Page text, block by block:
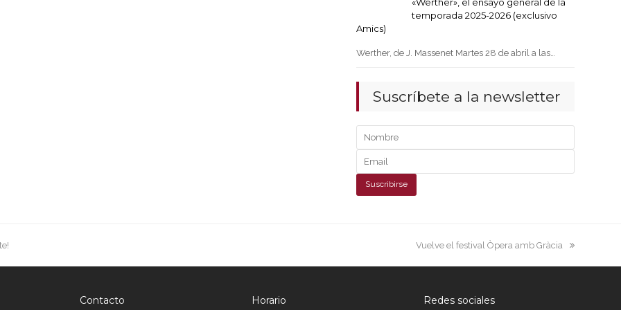
temporada 2025-2026 (exclusivo
Amics)
Werther, de J. Massenet Martes 28 de abril a las…
Suscríbete a la newsletter
next
Vuelve el festival Òpera amb Gràcia
Contacto Horario Redes sociales